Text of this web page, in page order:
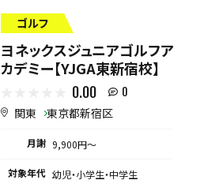
ゴルフ
ヨネックスジュニアゴルフア
カデミー【YJGA東新宿校】
0.00 0
関東 東京都新宿区
月謝 9,900円〜
対象年代 幼児・小学生・中学生